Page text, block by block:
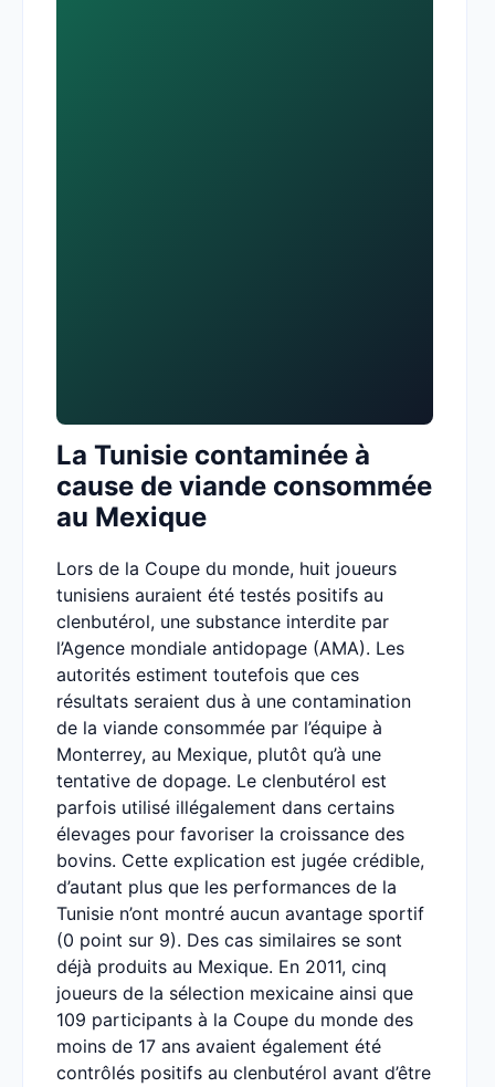
La Tunisie contaminée à
cause de viande consommée
au Mexique
Lors de la Coupe du monde, huit joueurs
tunisiens auraient été testés positifs au
clenbutérol, une substance interdite par
l’Agence mondiale antidopage (AMA). Les
autorités estiment toutefois que ces
résultats seraient dus à une contamination
de la viande consommée par l’équipe à
Monterrey, au Mexique, plutôt qu’à une
tentative de dopage. Le clenbutérol est
parfois utilisé illégalement dans certains
élevages pour favoriser la croissance des
bovins. Cette explication est jugée crédible,
d’autant plus que les performances de la
Tunisie n’ont montré aucun avantage sportif
(0 point sur 9). Des cas similaires se sont
déjà produits au Mexique. En 2011, cinq
joueurs de la sélection mexicaine ainsi que
109 participants à la Coupe du monde des
moins de 17 ans avaient également été
contrôlés positifs au clenbutérol avant d’être